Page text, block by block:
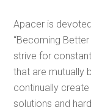
Apacer is
“Becoming
strive for
that are mutually
continually
solutions and